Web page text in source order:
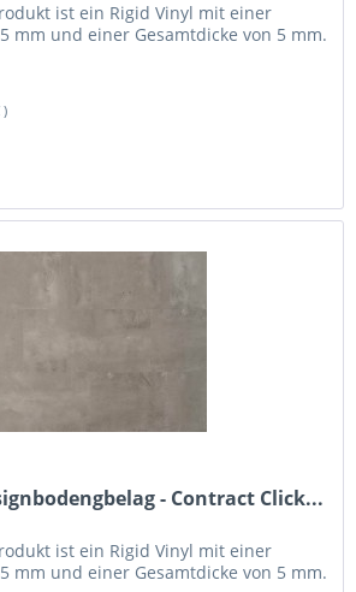
ist ein Rigid Vinyl mit einer
mm und einer Gesamtdicke von 5 mm.
)
- Contract Click...
ist ein Rigid Vinyl mit einer
mm und einer Gesamtdicke von 5 mm.